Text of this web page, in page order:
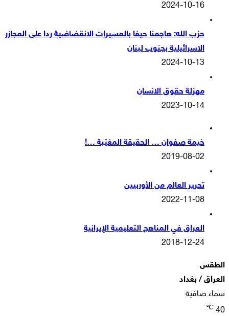
2024-10-16
حزب الله: هاجمنا حيفا بالمسيرات الانقضاضية ردا على المجازر
الاسرائيلية بجنوب لبنان
2024-10-13
مهزلة حقوق الانسان
2023-10-14
خيمة صفوان … الحقيقة المغيّبة …!
2019-08-02
تحرير العالم من الأوربيين
2022-11-08
العراق في المناهج التعليمية الإيرانية
2018-12-24
الطقس
العراق / بغداد
سماء صافية
40
℃